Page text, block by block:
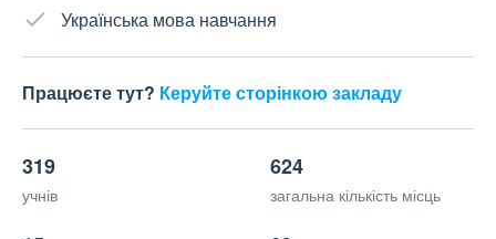
Українська мова навчання
Працюєте тут? Керуйте сторінкою закладу
319
учнів
624
загальна кількість місць